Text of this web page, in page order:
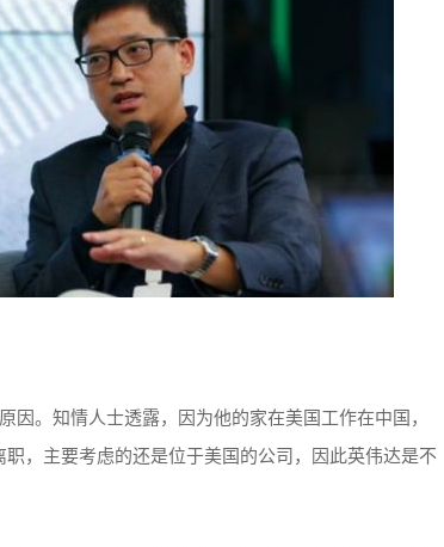
。知情人士透露，因为他的家在美国工作在中国，
，主要考虑的还是位于美国的公司，因此英伟达是不